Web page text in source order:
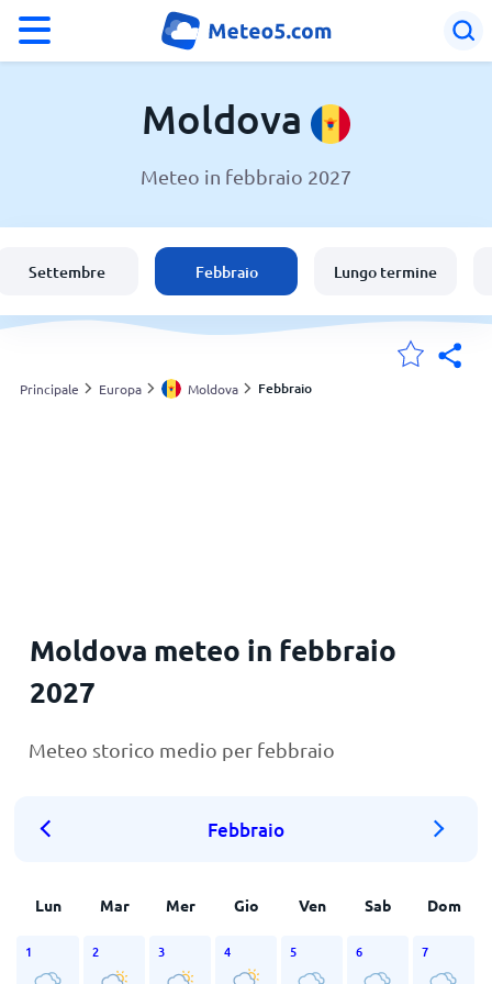
Meteo in Moldova
Italia
Svizzera
Moldova
Meteo in febbraio 2027
Settembre Febbraio Lungo termine
Principale Europa Moldova Febbraio
Moldova meteo in febbraio
2027
Meteo storico medio per febbraio
Febbraio
Lun Mar Mer Gio Ven Sab Dom
1 2 3 4 5 6 7